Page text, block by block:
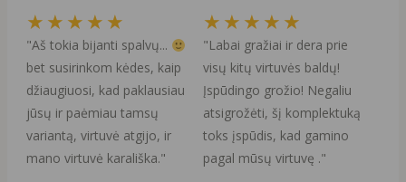
★ ★ ★ ★ ★
5
out
of
5
"Aš tokia bijanti spalvų...
bet susirinkom kėdes, kaip
džiaugiuosi, kad paklausiau
jūsų ir paėmiau tamsų
variantą, virtuvė atgijo, ir
mano virtuvė karališka."
★ ★ ★ ★ ★
5
out
of
5
"Labai gražiai ir dera prie
visų kitų virtuvės baldų!
Įspūdingo grožio! Negaliu
atsigrožėti, šį komplektuką
toks įspūdis, kad gamino
pagal mūsų virtuvę ."